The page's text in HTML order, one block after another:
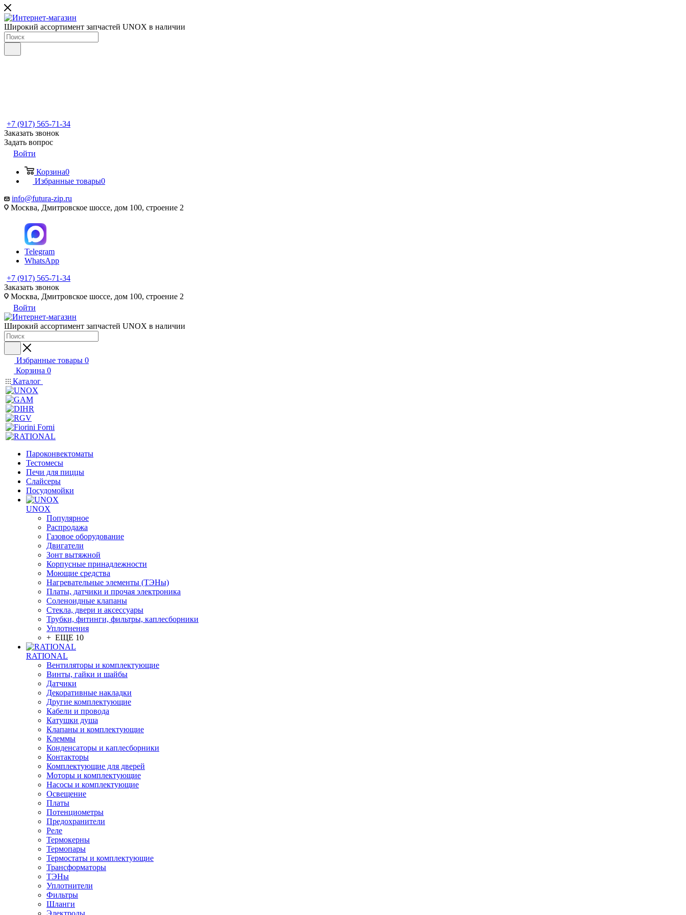
Широкий ассортимент запчастей UNOX в наличии
+7 (917) 565-71-34
Заказать звонок
Задать вопрос
Войти
Корзина0
Избранные товары0
info@futura-zip.ru
Москва, Дмитровское шоссе, дом 100, строение 2
Telegram
WhatsApp
+7 (917) 565-71-34
Заказать звонок
Москва, Дмитровское шоссе, дом 100, строение 2
Войти
Широкий ассортимент запчастей UNOX в наличии
Избранные товары 0
Корзина 0
Каталог
Пароконвектоматы
Тестомесы
Печи для пиццы
Слайсеры
Посудомойки
UNOX
Популярное
Распродажа
Газовое оборудование
Двигатели
Зонт вытяжной
Корпусные принадлежности
Моющие средства
Нагревательные элементы (ТЭНы)
Платы, датчики и прочая электроника
Соленоидные клапаны
Стекла, двери и аксессуары
Трубки, фитинги, фильтры, каплесборники
Уплотнения
+ ЕЩЕ 10
RATIONAL
Вентиляторы и комплектующие
Винты, гайки и шайбы
Датчики
Декоративные накладки
Другие комплектующие
Кабели и провода
Катушки душа
Клапаны и комплектующие
Клеммы
Конденсаторы и каплесборники
Контакторы
Комплектующие для дверей
Моторы и комплектующие
Насосы и комплектующие
Освещение
Платы
Потенциометры
Предохранители
Реле
Термокерны
Термопары
Термостаты и комплектующие
Трансформаторы
ТЭНы
Уплотнители
Фильтры
Шланги
Электроды